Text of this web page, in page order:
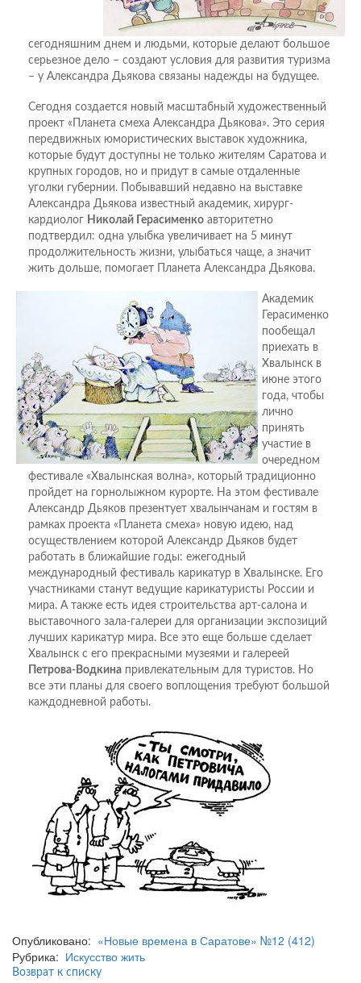
сегодняшним днем и людьми, которые делают большое
серьезное дело – создают условия для развития туризма
– у Александра Дьякова связаны надежды на будущее.
Сегодня создается новый масштабный художественный
проект «Планета смеха Александра Дьякова». Это серия
передвижных юмористических выставок художника,
которые будут доступны не только жителям Саратова и
крупных городов, но и придут в самые отдаленные
уголки губернии. Побывавший недавно на выставке
Александра Дьякова известный академик, хирург-
кардиолог Николай Герасименко авторитетно
подтвердил: одна улыбка увеличивает на 5 минут
продолжительность жизни, улыбаться чаще, а значит
жить дольше, помогает Планета Александра Дьякова.
Академик
Герасименко
пообещал
приехать в
Хвалынск в
июне этого
года, чтобы
лично
принять
участие в
очередном
фестивале «Хвалынская волна», который традиционно
пройдет на горнолыжном курорте. На этом фестивале
Александр Дьяков презентует хвалынчанам и гостям в
рамках проекта «Планета смеха» новую идею, над
осуществлением которой Александр Дьяков будет
работать в ближайшие годы: ежегодный
международный фестиваль карикатур в Хвалынске. Его
участниками станут ведущие карикатуристы России и
мира. А также есть идея строительства арт-салона и
выставочного зала-галереи для организации экспозиций
лучших карикатур мира. Все это еще больше сделает
Хвалынск с его прекрасными музеями и галереей
Петрова-Водкина привлекательным для туристов. Но
все эти планы для своего воплощения требуют большой
каждодневной работы.
Опубликовано: «Новые времена в Саратове» №12 (412)
Рубрика: Искусство жить
Возврат к списку